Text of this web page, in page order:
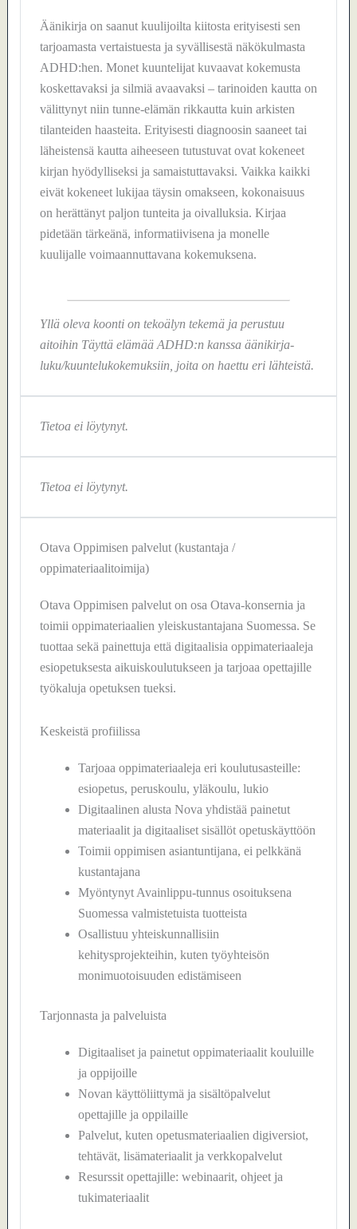
Äänikirja on saanut kuulijoilta kiitosta erityisesti sen
tarjoamasta vertaistuesta ja syvällisestä näkökulmasta
ADHD:hen. Monet kuuntelijat kuvaavat kokemusta
koskettavaksi ja silmiä avaavaksi – tarinoiden kautta on
välittynyt niin tunne-elämän rikkautta kuin arkisten
tilanteiden haasteita. Erityisesti diagnoosin saaneet tai
läheistensä kautta aiheeseen tutustuvat ovat kokeneet
kirjan hyödylliseksi ja samaistuttavaksi. Vaikka kaikki
eivät kokeneet lukijaa täysin omakseen, kokonaisuus
on herättänyt paljon tunteita ja oivalluksia. Kirjaa
pidetään tärkeänä, informatiivisena ja monelle
kuulijalle voimaannuttavana kokemuksena.
Yllä oleva koonti on tekoälyn tekemä ja perustuu
aitoihin Täyttä elämää ADHD:n kanssa äänikirja-
luku/kuuntelukokemuksiin, joita on haettu eri lähteistä.
Tietoa ei löytynyt.
Tietoa ei löytynyt.
Otava Oppimisen palvelut (kustantaja /
oppimateriaalitoimija)
Otava Oppimisen palvelut on osa Otava-konsernia ja
toimii oppimateriaalien yleiskustantajana Suomessa. Se
tuottaa sekä painettuja että digitaalisia oppimateriaaleja
esiopetuksesta aikuiskoulutukseen ja tarjoaa opettajille
työkaluja opetuksen tueksi.
Keskeistä profiilissa
Tarjoaa oppimateriaaleja eri koulutusasteille:
esiopetus, peruskoulu, yläkoulu, lukio
Digitaalinen alusta Nova yhdistää painetut
materiaalit ja digitaaliset sisällöt opetuskäyttöön
Toimii oppimisen asiantuntijana, ei pelkkänä
kustantajana
Myöntynyt Avainlippu-tunnus osoituksena
Suomessa valmistetuista tuotteista
Osallistuu yhteiskunnallisiin
kehitysprojekteihin, kuten työyhteisön
monimuotoisuuden edistämiseen
Tarjonnasta ja palveluista
Digitaaliset ja painetut oppimateriaalit kouluille
ja oppijoille
Novan käyttöliittymä ja sisältöpalvelut
opettajille ja oppilaille
Palvelut, kuten opetusmateriaalien digiversiot,
tehtävät, lisämateriaalit ja verkkopalvelut
Resurssit opettajille: webinaarit, ohjeet ja
tukimateriaalit